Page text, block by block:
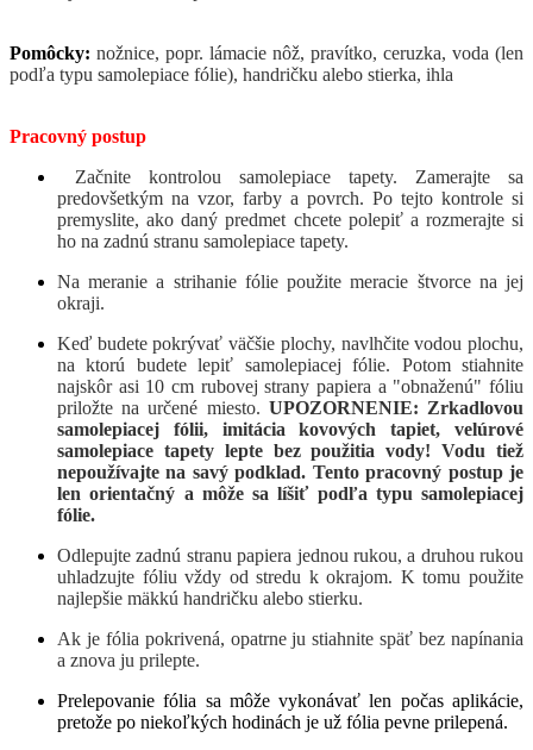
Pomôcky: nožnice, popr. lámacie nôž, pravítko, ceruzka, voda (len
podľa typu samolepiace fólie), handričku alebo stierka, ihla
Pracovný postup
Začnite kontrolou samolepiace tapety. Zamerajte sa
predovšetkým na vzor, farby a povrch. Po tejto kontrole si
premyslite, ako daný predmet chcete polepiť a rozmerajte si
ho na zadnú stranu samolepiace tapety.
Na meranie a strihanie fólie použite meracie štvorce na jej
okraji.
Keď budete pokrývať väčšie plochy, navlhčite vodou plochu,
na ktorú budete lepiť samolepiacej fólie. Potom stiahnite
najskôr asi 10 cm rubovej strany papiera a "obnaženú" fóliu
priložte na určené miesto. UPOZORNENIE: Zrkadlovou
samolepiacej fólii, imitácia kovových tapiet, velúrové
samolepiace tapety lepte bez použitia vody! Vodu tiež
nepoužívajte na savý podklad. Tento pracovný postup je
len orientačný a môže sa líšiť podľa typu samolepiacej
fólie.
Odlepujte zadnú stranu papiera jednou rukou, a druhou rukou
uhladzujte fóliu vždy od stredu k okrajom. K tomu použite
najlepšie mäkkú handričku alebo stierku.
Ak je fólia pokrivená, opatrne ju stiahnite späť bez napínania
a znova ju prilepte.
Prelepovanie fólia sa môže vykonávať len počas aplikácie,
pretože po niekoľkých hodinách je už fólia pevne prilepená.